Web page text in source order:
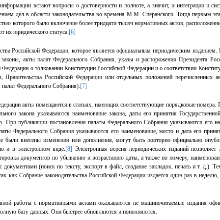
встают вопросы о достоверности и полноте, а значит, и интеграции и
дел в области законодательства во времена М.М. Сперанского. Тогда первым
которого было включение более тридцати тысяч нормативных актов,
их юридического статуса.[6]
Российской Федерации, которое является официальным периодическим
акты палат Федерального Собрания, указы и распоряжения Президента
о толковании Конституции Российской Федерации и о соответствии
Российской Федерации или отдельных положений
Федерального Собрания).[7]
акты помещаются в статьях, имеющих соответствующие порядковые
закона указываются наименование закона, даты его принятия
При публикации постановления палаты Федерального Собрания указываются его
Федерального Собрания указываются его наименование, место и дата его
внесены изменения или дополнения, могут быть повторно официально
и в электронном виде.[8] Электронная версия периодических изданий
документов по убыванию и возрастанию даты, а также по номеру,
(поиск по тексту, экспорт в файл, создание закладок, печать и т. д.).
как Собрание законодательства Российской Федерации издается один раз в
работы с нормативными актами оказываются не машиночитаемые издания
базу данных. Они быстрее обновляются и пополняются.